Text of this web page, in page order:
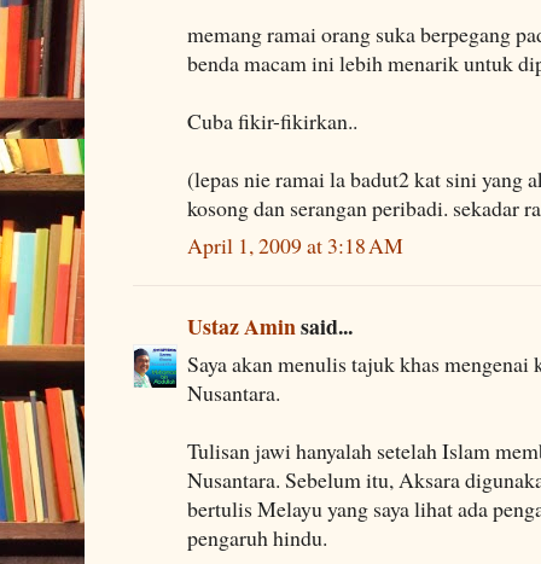
memang ramai orang suka berpegang
benda macam ini lebih menarik untuk
Cuba fikir-fikirkan..
(lepas nie ramai la badut2 kat sini yang
kosong dan serangan peribadi. sekadar
April 1, 2009 at 3:18 AM
Ustaz Aminsaid...
Saya akan menulis tajuk khas mengenai
Nusantara.
Tulisan jawi hanyalah setelah Islam
Nusantara. Sebelum itu, Aksara
bertulis Melayu yang saya lihat ada
pengaruh hindu.